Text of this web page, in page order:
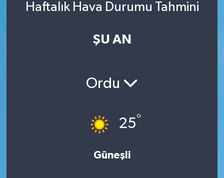
Haftalık Hava Durumu Tahmini
ŞU AN
Ordu
25°
Güneşli